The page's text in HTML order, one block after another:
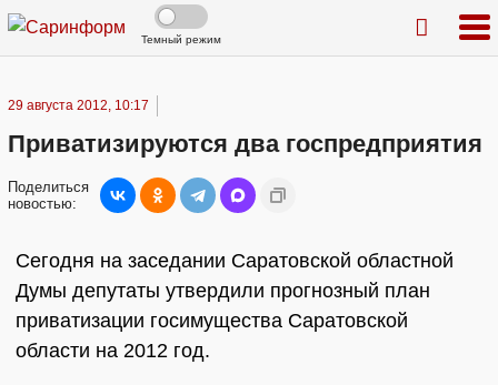
Темный режим
29 августа 2012, 10:17
Приватизируются два госпредприятия
Поделиться
новостью:
Сегодня на заседании Саратовской областной
Думы депутаты утвердили прогнозный план
приватизации госимущества Саратовской
области на 2012 год.